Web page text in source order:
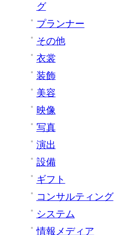
グ
プランナー
その他
衣裳
装飾
美容
映像
写真
演出
設備
ギフト
コンサルティング
システム
情報メディア